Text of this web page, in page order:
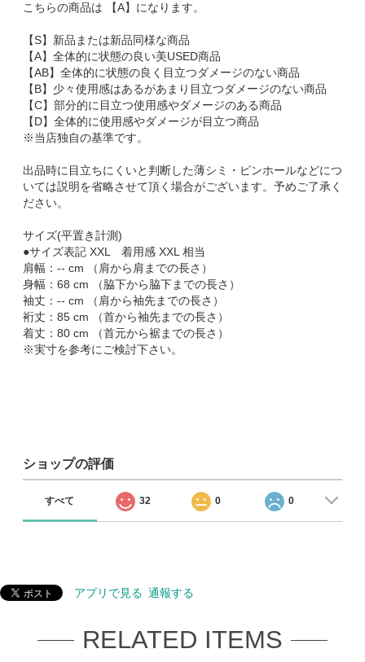
こちらの商品は 【A】になります。
【S】新品または新品同様な商品
【A】全体的に状態の良い美USED商品
【AB】全体的に状態の良く目立つダメージのない商品
【B】少々使用感はあるがあまり目立つダメージのない商品
【C】部分的に目立つ使用感やダメージのある商品
【D】全体的に使用感やダメージが目立つ商品
※当店独自の基準です。
出品時に目立ちにくいと判断した薄シミ・ピンホールなどにつ
いては説明を省略させて頂く場合がございます。予めご了承く
ださい。
サイズ(平置き計測)
●サイズ表記 XXL 着用感 XXL 相当
肩幅：-- cm （肩から肩までの長さ）
身幅：68 cm （脇下から脇下までの長さ）
袖丈：-- cm （肩から袖先までの長さ）
裄丈：85 cm （首から袖先までの長さ）
着丈：80 cm （首元から裾までの長さ）
※実寸を参考にご検討下さい。
ショップの評価
すべて 32 0 0
アプリで見る 通報する
RELATED ITEMS